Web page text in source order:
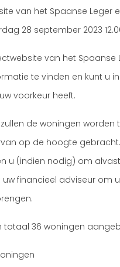
van het Spaanse Leger
28 september 2023
van het Spaanse
te vinden en kunt u
voorkeur heeft.
de woningen worden
op de hoogte gebracht.
u (indien nodig) om
financieel adviseur om
totaal 36 woningen